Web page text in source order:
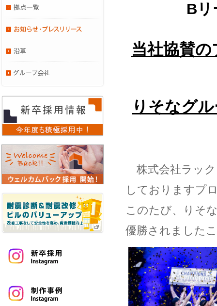
Bリ
当社協賛
りそなグ
株式会社ラック
しておりますプ
このたび、りそ
優勝されました